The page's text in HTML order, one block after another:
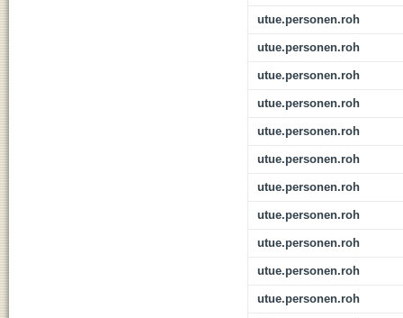
utue.personen.roh
utue.personen.roh
utue.personen.roh
utue.personen.roh
utue.personen.roh
utue.personen.roh
utue.personen.roh
utue.personen.roh
utue.personen.roh
utue.personen.roh
utue.personen.roh